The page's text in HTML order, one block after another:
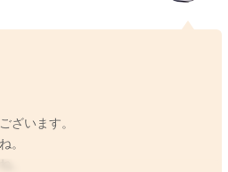
ざいます。
。
。